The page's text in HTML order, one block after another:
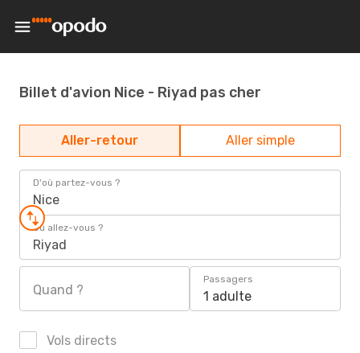
Billet d'avion Nice - Riyad pas cher
Aller-retour Aller simple
D'où partez-vous ?
Nice
Où allez-vous ?
Riyad
Quand ?
Passagers
1 adulte
Vols directs